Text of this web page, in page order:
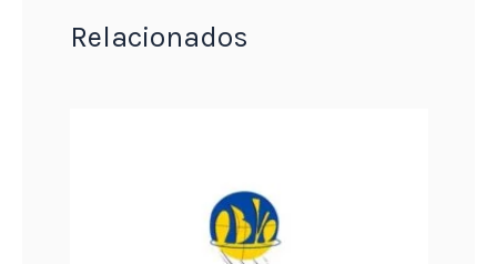
Relacionados